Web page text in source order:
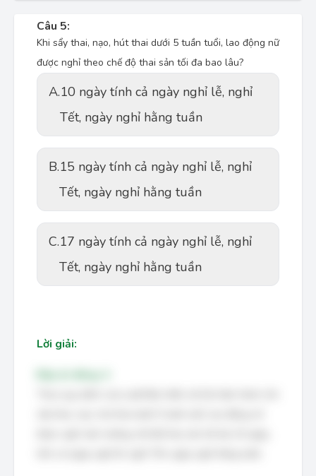
Câu 5:
Khi sẩy thai, nạo, hút thai dưới 5 tuần tuổi, lao động nữ
được nghỉ theo chế độ thai sản tối đa bao lâu?
A.10 ngày tính cả ngày nghỉ lễ, nghỉ
Tết, ngày nghỉ hằng tuần
B.15 ngày tính cả ngày nghỉ lễ, nghỉ
Tết, ngày nghỉ hằng tuần
C.17 ngày tính cả ngày nghỉ lễ, nghỉ
Tết, ngày nghỉ hằng tuần
Lời giải: